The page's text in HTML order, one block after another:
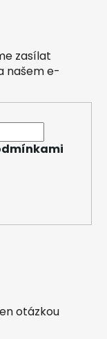
zasílat
našem e-
otázkou